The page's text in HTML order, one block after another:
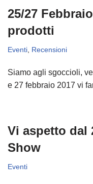
25/27
prodotti
Eventi Recensioni
Siamo agli sgoccioli,
e 27 febbraio 2017 vi
Vi aspetto dal
Show
Eventi